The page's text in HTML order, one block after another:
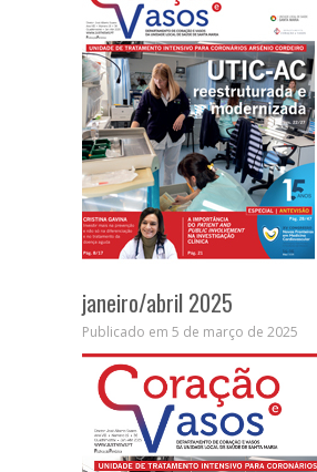
janeiro/abril 2025
Publicado em 5 de março de 2025